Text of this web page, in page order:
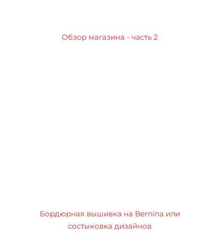
Обзор магазина - часть 2
Бордюрная вышивка на Bernina или
состыковка дизайнов